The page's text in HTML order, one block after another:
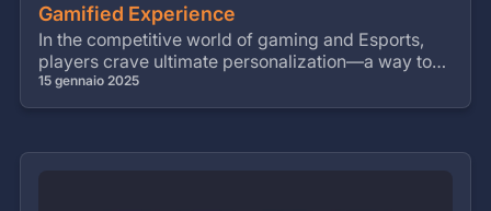
Gamified Experience
In the competitive world of gaming and Esports,
players crave ultimate personalization—a way to
express their unique identity beyond just a
username or static profile picture.
15 gennaio 2025